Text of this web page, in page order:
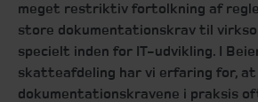
meget restriktiv fortolkning af
store dokumentationskrav til
specielt inden for IT-udvikling. I
skatteafdeling har vi erfaring for, at
dokumentationskravene i praksis